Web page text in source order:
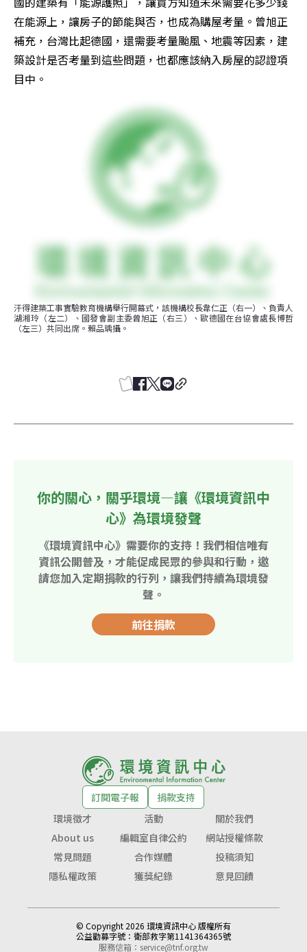
在能源上，讓房子的節能與否，也成為購屋考量。曾旭正
補充，台灣比起德國，還需要考量颱風、地震等因素，建
築設計是否考量到這些問題，也都應該納入房屋的認證項
目中。
汗得建築工事實驗教育機構舉行開幕式，該機構校長韋仁正（右一）、負責人
湖湘玲（左二）、國發會副主委曾旭正（右三）、歐德國在台協會處長博哲
（左三）共同出席。賴品瑀攝。
你的關心，關乎環境—讓《環境資訊中
心》為環境發聲
《環境資訊中心》需要你的支持！我們相信唯有
資訊公開普及，才能促成民眾的參與和行動，邀
請您加入定期捐款的行列，讓我們持續為環境發
聲。
前往捐款
訂閱電子報
捐款支持
環境徵才
活動
關於我們
About us
編輯室自律公約
網站授權條款
常見問題
合作媒體
投稿須知
隱私權政策
獲獎紀錄 意見回饋
© Copyright 2026 環境資訊中心 版權所有
公益勸募字號： 衛部救字第1141364365號
服務信箱： service@tnf.org.tw